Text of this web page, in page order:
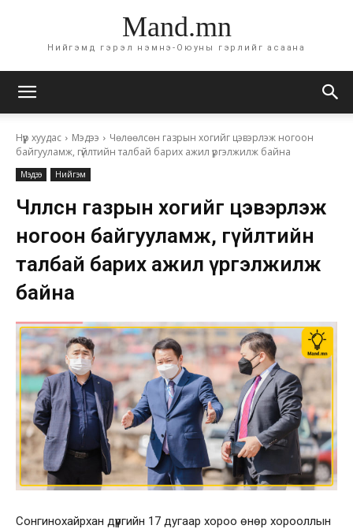
Mand.mn
Нийгэмд гэрэл нэмнэ-Оюуны гэрлийг асаана
Нүүр хуудас Мэдээ
Чөлөөлсөн газрын хогийг цэвэрлэж ногоон
байгууламж, гүйлтийн талбай барих ажил үргэлжилж байна
Мэдээ Нийгэм
Чөлөөлсөн газрын хогийг цэвэрлэж
ногоон байгууламж, гүйлтийн
талбай барих ажил үргэлжилж
байна
Сонгинохайрхан дүүргийн 17 дугаар хороо өнөр хорооллын